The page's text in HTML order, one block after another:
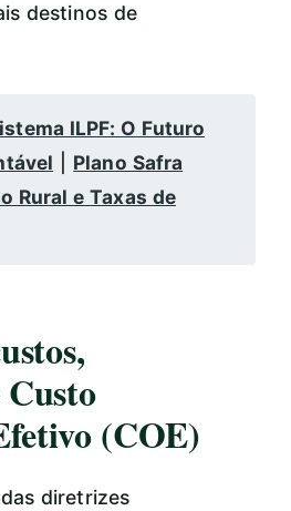
destinos de
ILPF: O Futuro
Plano Safra
Rural e Taxas de
(COE)
diretrizes